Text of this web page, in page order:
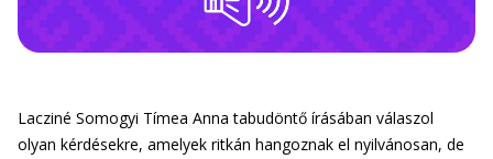
Lacziné Somogyi Tímea Anna tabudöntő írásában válaszol
olyan kérdésekre, amelyek ritkán hangoznak el nyilvánosan, de